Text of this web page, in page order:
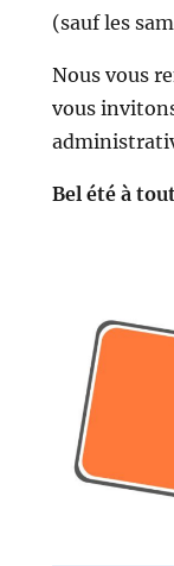
(sauf les
Nous vous
vous
Bel été à